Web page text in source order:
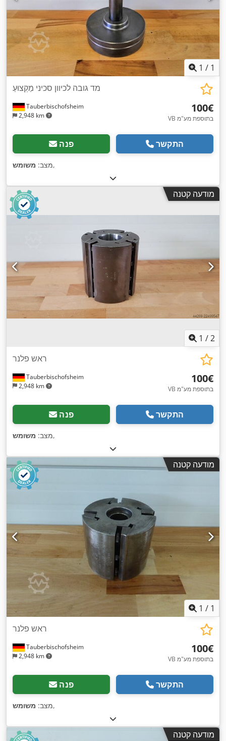
1 / 1
Tauberbischofsheim
2,948 km
מד גובה לכיוון סכיני מַקְצוּעַ
‏100 ‏€
VB בתוספת מע"מ
פנה התקשר
מצב: משומש ,
מודעה קטנה
1 /2
Tauberbischofsheim
2,948 km
ראש פלנר
‏100 ‏€
VB בתוספת מע"מ
פנה התקשר
מצב: משומש ,
מודעה קטנה
1 / 1
Tauberbischofsheim
2,948 km
ראש פלנר
‏100 ‏€
VB בתוספת מע"מ
פנה התקשר
מצב: משומש ,
מודעה קטנה